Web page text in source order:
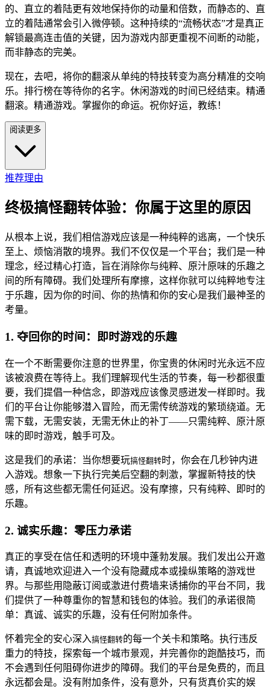
的、直立的着陆更有效地保持你的动量和倍数，而静态的、直
立的着陆通常会引入微停顿。这种持续的“流畅状态”才是真正
解锁最高连击值的关键，因为游戏内部更重视不间断的动能，
而非静态的完美。
现在，去吧，将你的翻滚从单纯的特技转变为高分精准的交响
乐。排行榜在等待你的名字。休闲游戏的时间已经结束。精通
翻滚。精通游戏。掌握你的命运。祝你好运，教练！
阅读更多
推荐理由
终极搞怪翻转体验：你属于这里的原因
从根本上说，我们相信游戏应该是一种纯粹的逃离，一个快乐
至上、烦恼消散的境界。我们不仅仅是一个平台；我们是一种
理念，经过精心打造，旨在消除你与纯粹、原汁原味的乐趣之
间的所有障碍。我们处理所有摩擦，这样你就可以纯粹地专注
于乐趣，因为你的时间、你的热情和你的安心是我们最神圣的
考量。
1. 夺回你的时间：即时游戏的乐趣
在一个不断需要你注意的世界里，你宝贵的休闲时光永远不应
该被浪费在等待上。我们理解现代生活的节奏，每一秒都很重
要，我们提倡一种信念，即游戏应该像灵感迸发一样即时。我
们的平台让你能够潜入冒险，而无需传统游戏的繁琐绕道。无
需下载，无需安装，无需无休止的补丁——只需纯粹、原汁原
味的即时游戏，触手可及。
这是我们的承诺：当你想要玩搞怪翻转时，你会在几秒钟内进
入游戏。想象一下执行完美后空翻的刺激，掌握新特技的快
感，所有这些都无需任何延迟。没有摩擦，只有纯粹、即时的
乐趣。
2. 诚实乐趣：零压力承诺
真正的享受在信任和透明的环境中蓬勃发展。我们发出公开邀
请，真诚地欢迎进入一个没有隐藏成本或操纵策略的游戏世
界。与那些用隐蔽订阅或激进付费墙来诱捕你的平台不同，我
们提供了一种尊重你的智慧和钱包的体验。我们的承诺很简
单：真诚、诚实的乐趣，没有任何附加条件。
怀着完全的安心深入搞怪翻转的每一个关卡和策略。执行违反
重力的特技，探索每一个城市景观，并完善你的跑酷技巧，而
不会遇到任何阻碍你进步的障碍。我们的平台是免费的，而且
永远都会是。没有附加条件，没有意外，只有货真价实的娱